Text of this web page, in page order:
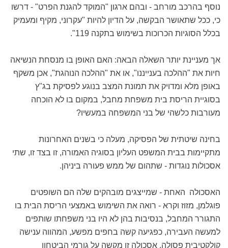
נוסף בהרכב מורחב - ובהם ארגון "המוקד להגנת הפרט" - דרשו
כי, ככל שתאושר הבקשה, על הדיון להיות "עקרוני, מקיף ומעמיק
בכלל הסוגיות הכרוכות בשימוש בתקנה 119".
אך מעניינת יותר השאלה הבאה: האם האופן בו מנסחת הנשיאה
חיות את "ההלכה בענייננו", או את "ההלכה הנוהגת", אכן משקף
באופן מלא ומדויק את תמונת המצב בנוגע לפסיקת בג"ץ
בסוגיית הריסת בית משפחת מחבל, במקום בו לא הוכחה
מעורבות כלשהי של בני המשפחה במעשיו?
בחינה שיטתית של הפסיקה, מעלה כי בשנים האחרונות
מתקיימות בבית המשפט העליון בסוגיה האמורה, זו בצד זו, שתי
אסכולות נוגדות - שתהום של ממש פעורה ביניהן.
האסכולה האחת - שמייצגים מובהקים שלה הם השופטים
פוגלמן, מזוז וקרא - רואה את השימוש באמצעי הריסת הבית בו
התגורר המחבל, בנסיבות בהן לא היו בני משפחתו שותפים
למעשה העבירה, כפגיעה קשה בחפים מפשע, המהווה ענישה
קולקטיבית פסולה. אסכולה זו מקשה על גורמי הביטחון